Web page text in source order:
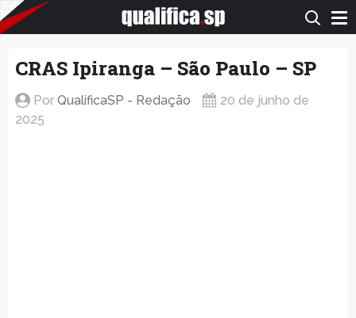
QualificaSP.com
CRAS Ipiranga – São Paulo – SP
Por QualificaSP - Redação
20 de junho de
2025